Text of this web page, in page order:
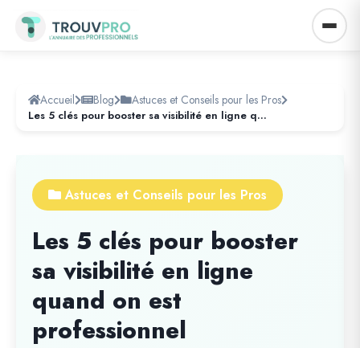
Accueil Blog Astuces et Conseils pour les Pros
Les 5 clés pour booster sa visibilité en ligne quand on est professionnel
Astuces et Conseils pour les Pros
Les 5 clés pour booster
sa visibilité en ligne
quand on est
professionnel